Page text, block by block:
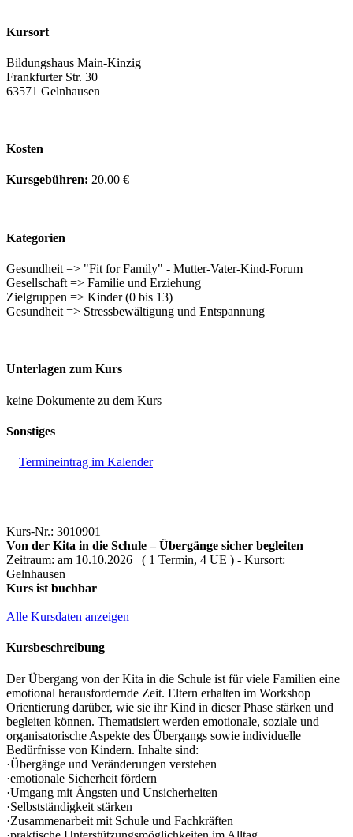
Kursort
Bildungshaus Main-Kinzig
Frankfurter Str. 30
63571 Gelnhausen
Kosten
Kursgebühren: 20.00 €
Kategorien
Gesundheit => "Fit for Family" - Mutter-Vater-Kind-Forum
Gesellschaft => Familie und Erziehung
Zielgruppen => Kinder (0 bis 13)
Gesundheit => Stressbewältigung und Entspannung
Unterlagen zum Kurs
keine Dokumente zu dem Kurs
Sonstiges
Termineintrag im Kalender
Kurs-Nr.: 3010901
Von der Kita in die Schule – Übergänge sicher begleiten
Zeitraum: am 10.10.2026 ( 1 Termin, 4 UE ) - Kursort:
Gelnhausen
Kurs ist buchbar
Alle Kursdaten anzeigen
Kursbeschreibung
Der Übergang von der Kita in die Schule ist für viele Familien eine
emotional herausfordernde Zeit. Eltern erhalten im Workshop
Orientierung darüber, wie sie ihr Kind in dieser Phase stärken und
begleiten können. Thematisiert werden emotionale, soziale und
organisatorische Aspekte des Übergangs sowie individuelle
Bedürfnisse von Kindern. Inhalte sind:
·Übergänge und Veränderungen verstehen
·emotionale Sicherheit fördern
·Umgang mit Ängsten und Unsicherheiten
·Selbstständigkeit stärken
·Zusammenarbeit mit Schule und Fachkräften